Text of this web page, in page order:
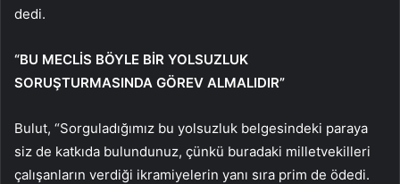
dedi.
“BU MECLİS BÖYLE BİR YOLSUZLUK
SORUŞTURMASINDA GÖREV ALMALIDIR”
Bulut, “Sorguladığımız bu yolsuzluk belgesindeki paraya
siz de katkıda bulundunuz, çünkü buradaki milletvekilleri
çalışanların verdiği ikramiyelerin yanı sıra prim de ödedi.